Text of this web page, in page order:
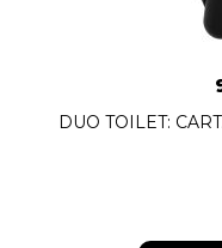
DUO TOILET: